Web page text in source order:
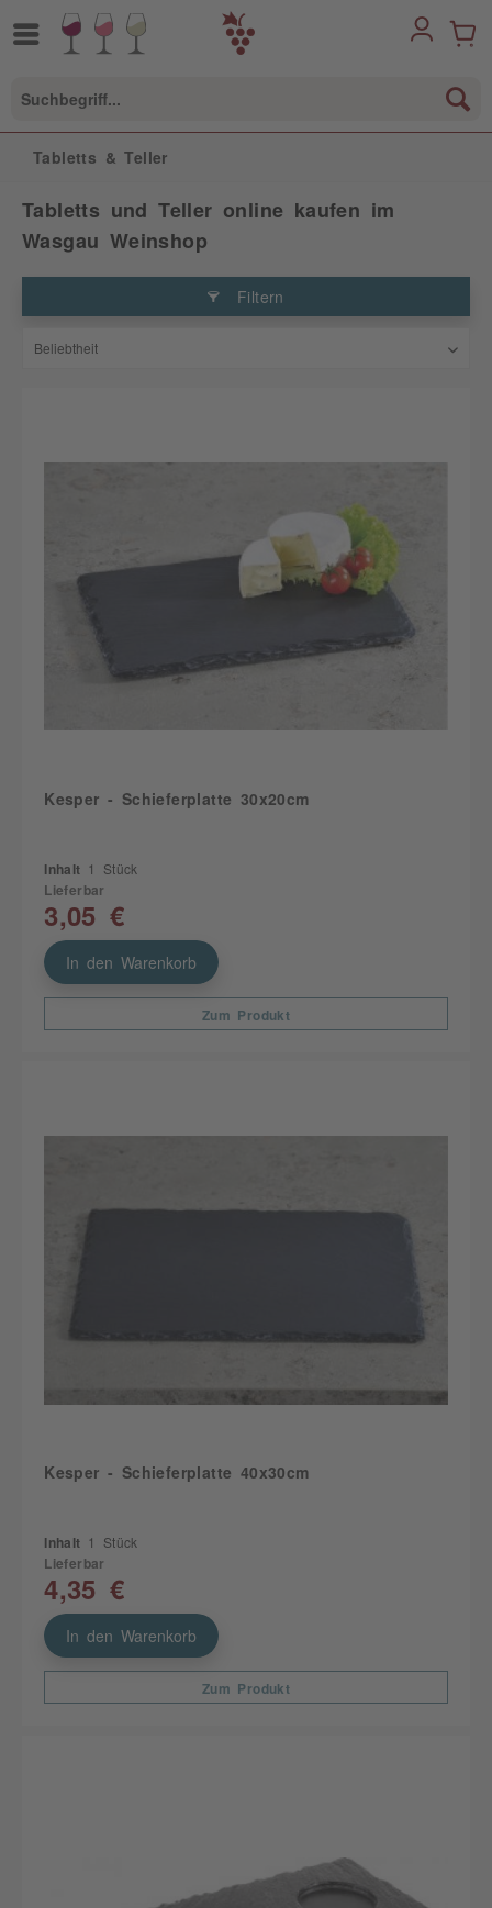
Tabletts & Teller
Tabletts und Teller online kaufen im
Wasgau Weinshop
Filtern
Kesper - Schieferplatte 30x20cm
Inhalt 1 Stück
Lieferbar
3,05 €
In den Warenkorb
Zum Produkt
Kesper - Schieferplatte 40x30cm
Inhalt 1 Stück
Lieferbar
4,35 €
In den Warenkorb
Zum Produkt